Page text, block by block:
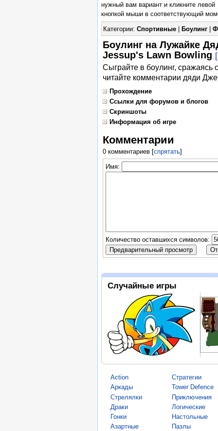
нужный вам вариант и кликните левой
кнопкой мыши в соответствующий
Категории: Спортивные| Боулинг|
Боулинг на Лужайке
Jessup's Lawn Bowling
Сыграйте в боулинг,
читайте комментарии дяди
Прохождение
Ссылки для форумов и блогов
Скриншоты
Информация об игре
Комментарии
0 комментариев[спрятать]
Имя:
Количество оставшихся символов:
Случайные игры
Action
Аркады
Стрелялки
Драки
Гонки
Азартные
Стратегии
Tower Defence
Приключения
Логические
Настольные
Пазлы